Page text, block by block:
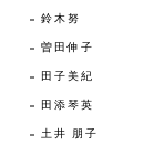
鈴木努
曽田伸子
田子美紀
田添琴英
土井 朋子